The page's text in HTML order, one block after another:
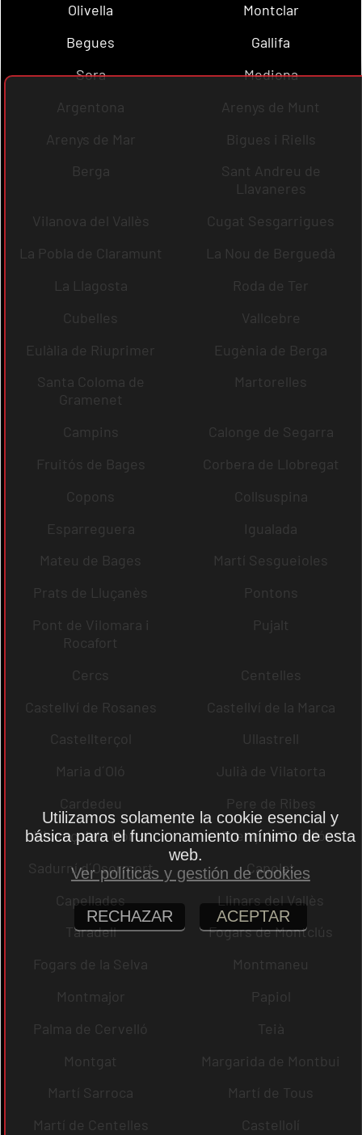
Olivella
Montclar
Begues
Gallifa
Sora
Mediona
Argentona
Arenys de Munt
Arenys de Mar
Bigues i Riells
Berga
Sant Andreu de
Llavaneres
Vilanova del Vallès
Cugat Sesgarrigues
La Pobla de Claramunt
La Nou de Berguedà
La Llagosta
Roda de Ter
Cubelles
Vallcebre
Eulàlia de Riuprimer
Eugènia de Berga
Santa Coloma de
Gramenet
Martorelles
Campins
Calonge de Segarra
Fruitós de Bages
Corbera de Llobregat
Copons
Collsuspina
Esparreguera
Igualada
Mateu de Bages
Martí Sesgueioles
Prats de Lluçanès
Pontons
Pont de Vilomara i
Rocafort
Pujalt
Cercs
Centelles
Castellví de Rosanes
Castellví de la Marca
Castellterçol
Ullastrell
Maria d´Oló
Julià de Vilatorta
Cardedeu
Pere de Ribes
Vicenç dels Horts
Vicenç de Torelló
Sadurní d´Osormort
Capolat
Capellades
Llinars del Vallès
Taradell
Fogars de Montclús
Fogars de la Selva
Montmaneu
Montmajor
Papiol
Palma de Cervelló
Teià
Montgat
Margarida de Montbui
Martí Sarroca
Martí de Tous
Martí de Centelles
Castellolí
Utilizamos solamente la cookie esencial y
básica para el funcionamiento mínimo de esta
web.
Ver políticas y gestión de cookies
RECHAZAR ACEPTAR